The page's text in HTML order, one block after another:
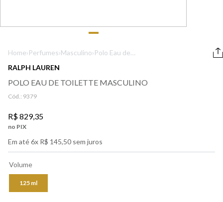
Home›Perfumes›Masculino›Polo Eau de
RALPH LAUREN
POLO EAU DE TOILETTE MASCULINO
Cód.: 9379
R$829,35
no PIX
Em até6x R$ 145,50 sem juros
Volume
125 ml